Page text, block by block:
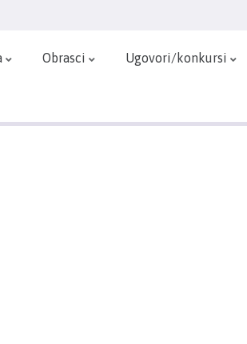
Obrasci Ugovori/konkursi